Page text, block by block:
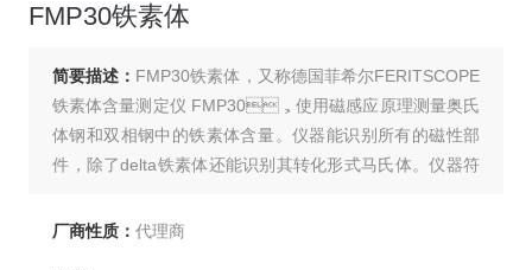
FMP30铁素体
简要描述： FMP30铁素体，又称德国菲希尔FERITSCOPE
铁素体含量测定仪 FMP30，使用磁感应原理测量奥氏
体钢和双相钢中的铁素体含量。仪器能识别所有的磁性部
件，除了delta铁素体还能识别其转化形式马氏体。仪器符
测量不锈钢管道、奥氏体覆层、容器和锅炉焊缝内以及奥
厂商性质： 代理商